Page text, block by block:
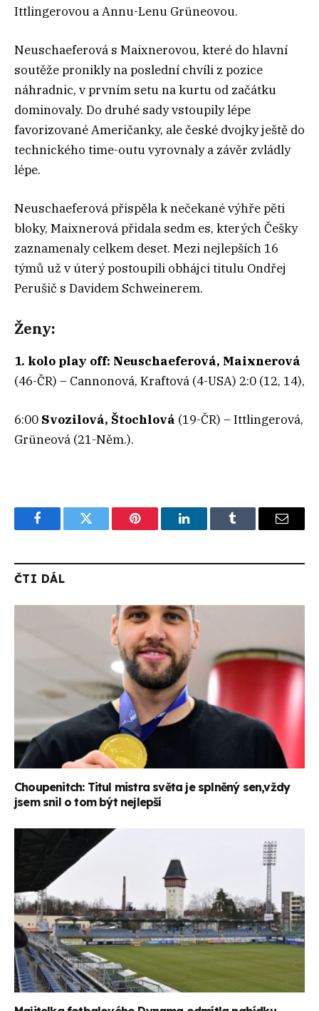
Ittlingerovou a Annu-Lenu Grüneovou.
Neuschaeferová s Maixnerovou, které do hlavní
soutěže pronikly na poslední chvíli z pozice
náhradnic, v prvním setu na kurtu od začátku
dominovaly. Do druhé sady vstoupily lépe
favorizované Američanky, ale české dvojky ještě do
technického time-outu vyrovnaly a závěr zvládly
lépe.
Neuschaeferová přispěla k nečekané výhře pěti
bloky, Maixnerová přidala sedm es, kterých Češky
zaznamenaly celkem deset. Mezi nejlepších 16
týmů už v úterý postoupili obhájci titulu Ondřej
Perušič s Davidem Schweinerem.
Ženy:
1. kolo play off: Neuschaeferová, Maixnerová
(46-ČR) – Cannonová, Kraftová (4-USA) 2:0 (12, 14),
6:00 Svozilová, Štochlová (19-ČR) – Ittlingerová,
Grüneová (21-Něm.).
FacebookTwitter Pinterest LinkedInTumblr Email
ČTI DÁL
Choupenitch: Titul mistra světa je splněný sen,vždy
jsem snil o tom být nejlepší